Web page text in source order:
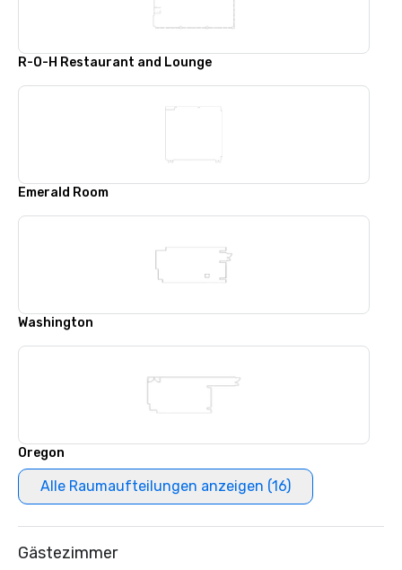
R-O-H Restaurant and Lounge
Emerald Room
Washington
Oregon
Alle Raumaufteilungen anzeigen (16)
Gästezimmer